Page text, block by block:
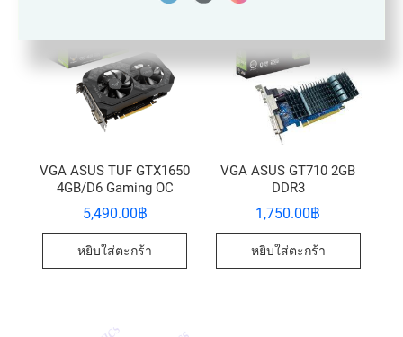
VGA ASUS TUF GTX1650
4GB/D6 Gaming OC
5,490.00฿
หยิบใส่ตะกร้า
VGA ASUS GT710 2GB
DDR3
1,750.00฿
หยิบใส่ตะกร้า